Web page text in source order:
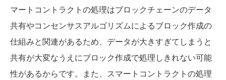
マートコントラクトの処理はブロックチェーンのデータ
共有やコンセンサスアルゴリズムによるブロック作成の
仕組みと関連があるため、データが大きすぎてしまうと
共有が大変なうえにブロック作成で処理しきれない可能
性があるからです。また、スマートコントラクトの処理